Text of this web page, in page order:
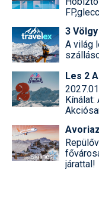
3 Völgy
A világ
Les 2
Avoriaz
járattal!